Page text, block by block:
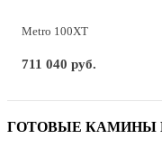
Metro 100XT
711 040 руб.
ГОТОВЫЕ КАМИНЫ